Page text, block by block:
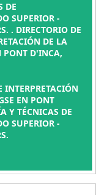
DE
SUPERIOR -
. DIRECTORIO DE
DE LA
PONT D'INCA,
INTERPRETACIÓN
EN PONT
Y TÉCNICAS DE
SUPERIOR -